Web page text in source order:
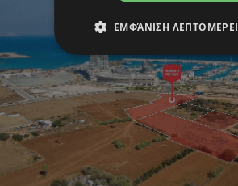
ΕΜΦΆΝΙΣΗ